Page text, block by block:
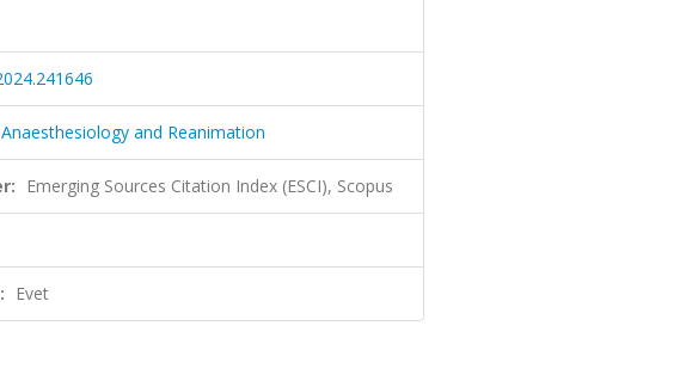
and Reanimation
Emerging Sources Citation Index (ESCI), Scopus
Evet